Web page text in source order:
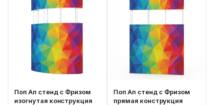
Поп Ап стенд с Фризом
изогнутая конструкция
Поп Ап стенд с Фризом
прямая конструкция